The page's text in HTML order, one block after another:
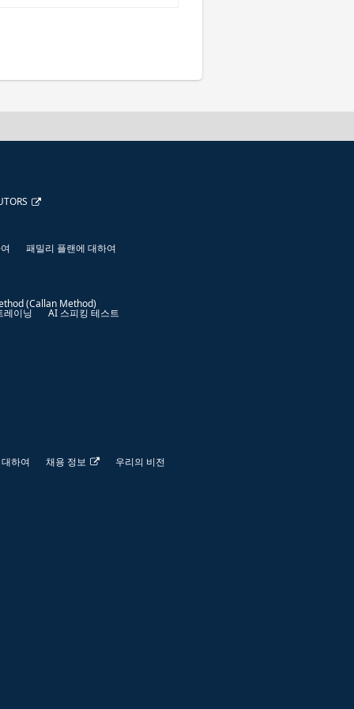
패밀리 플랜에 대하여
(Callan Method)
레이닝 AI 스피킹 테스트
하여 채용 정보 우리의 비전